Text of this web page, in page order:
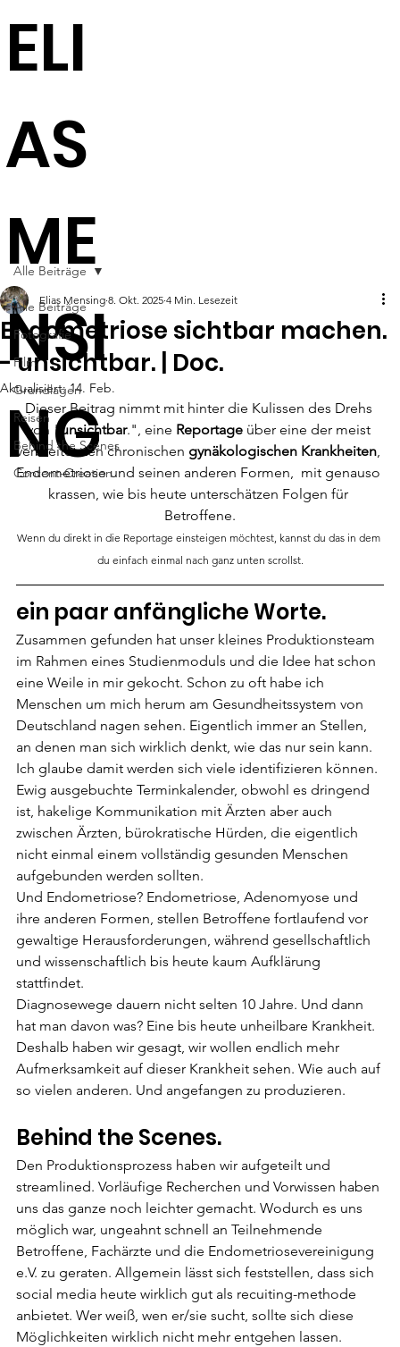
ELI
AS
ME
NSI
NG
Alle Beiträge
Fotografie
Film
Grundlagen
Reisen
Behind the Scenes
Content-Creation
Alle Beiträge
Endometriose sichtbar machen.
- unsichtbar. | Doc.
Elias Mensing 8. Okt. 2025 4 Min. Lesezeit
Aktualisiert:14. Feb.
Dieser Beitrag nimmt mit hinter die Kulissen des Drehs
von " unsichtbar.", eine Reportage über eine der meist
verbreitetsten chronischen gynäkologischen Krankheiten,
Endometriose und seinen anderen Formen,  mit genauso
krassen, wie bis heute unterschätzen Folgen für
Betroffene.
Wenn du direkt in die Reportage einsteigen möchtest, kannst du das in dem
du einfach einmal nach ganz unten scrollst.
ein paar anfängliche Worte.
Zusammen gefunden hat unser kleines Produktionsteam
im Rahmen eines Studienmoduls und die Idee hat schon
eine Weile in mir gekocht. Schon zu oft habe ich
Menschen um mich herum am Gesundheitssystem von
Deutschland nagen sehen. Eigentlich immer an Stellen,
an denen man sich wirklich denkt, wie das nur sein kann.
Ich glaube damit werden sich viele identifizieren können.
Ewig ausgebuchte Terminkalender, obwohl es dringend
ist, hakelige Kommunikation mit Ärzten aber auch
zwischen Ärzten, bürokratische Hürden, die eigentlich
nicht einmal einem vollständig gesunden Menschen
aufgebunden werden sollten.
Und Endometriose? Endometriose, Adenomyose und
ihre anderen Formen, stellen Betroffene fortlaufend vor
gewaltige Herausforderungen, während gesellschaftlich
und wissenschaftlich bis heute kaum Aufklärung
stattfindet.
Diagnosewege dauern nicht selten 10 Jahre. Und dann
hat man davon was? Eine bis heute unheilbare Krankheit.
Deshalb haben wir gesagt, wir wollen endlich mehr
Aufmerksamkeit auf dieser Krankheit sehen. Wie auch auf
so vielen anderen. Und angefangen zu produzieren.
Behind the Scenes.
Den Produktionsprozess haben wir aufgeteilt und
streamlined. Vorläufige Recherchen und Vorwissen haben
uns das ganze noch leichter gemacht. Wodurch es uns
möglich war, ungeahnt schnell an Teilnehmende
Betroffene, Fachärzte und die Endometriosevereinigung
e.V. zu geraten. Allgemein lässt sich feststellen, dass sich
social media heute wirklich gut als recuiting-methode
anbietet. Wer weiß, wen er/sie sucht, sollte sich diese
Möglichkeiten wirklich nicht mehr entgehen lassen.